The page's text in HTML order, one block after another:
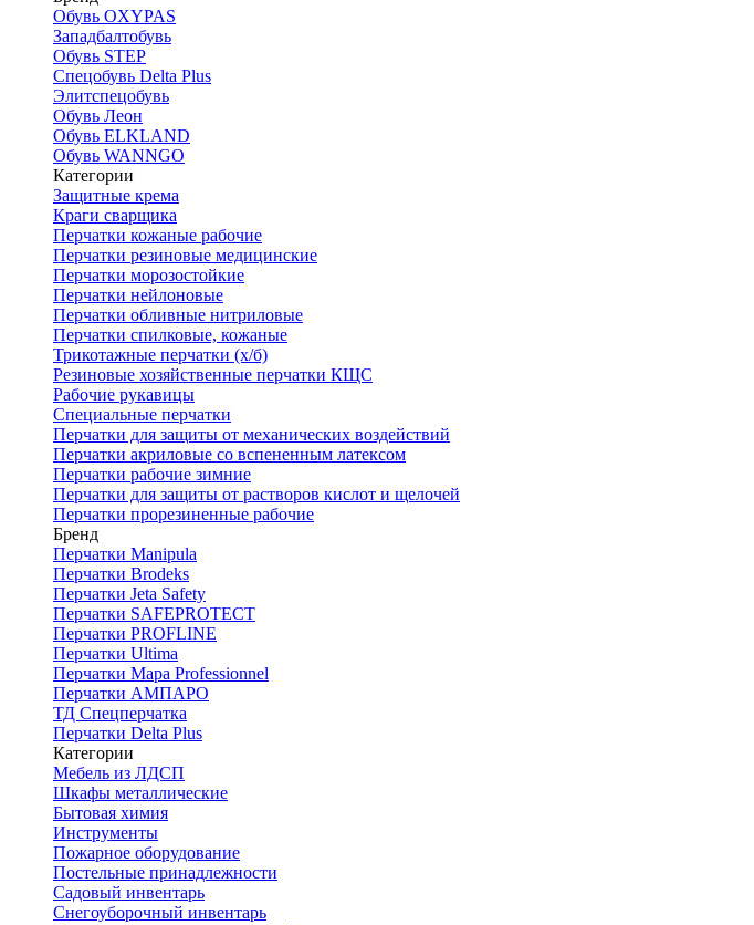
Обувь OXYPAS
Западбалтобувь
Обувь STEP
Спецобувь Delta Plus
Элитспецобувь
Обувь Леон
Обувь ELKLAND
Обувь WANNGO
Категории
Защитные крема
Краги сварщика
Перчатки кожаные рабочие
Перчатки резиновые медицинские
Перчатки морозостойкие
Перчатки нейлоновые
Перчатки обливные нитриловые
Перчатки спилковые, кожаные
Трикотажные перчатки (х/б)
Резиновые хозяйственные перчатки КЩС
Рабочие рукавицы
Специальные перчатки
Перчатки для защиты от механических воздействий
Перчатки акриловые со вспененным латексом
Перчатки рабочие зимние
Перчатки для защиты от растворов кислот и щелочей
Перчатки прорезиненные рабочие
Бренд
Перчатки Manipula
Перчатки Brodeks
Перчатки Jeta Safety
Перчатки SAFEPROTECT
Перчатки PROFLINE
Перчатки Ultima
Перчатки Мара Professionnel
Перчатки АМПАРО
ТД Спецперчатка
Перчатки Delta Plus
Категории
Мебель из ЛДСП
Шкафы металлические
Бытовая химия
Инструменты
Пожарное оборудование
Постельные принадлежности
Садовый инвентарь
Снегоуборочный инвентарь